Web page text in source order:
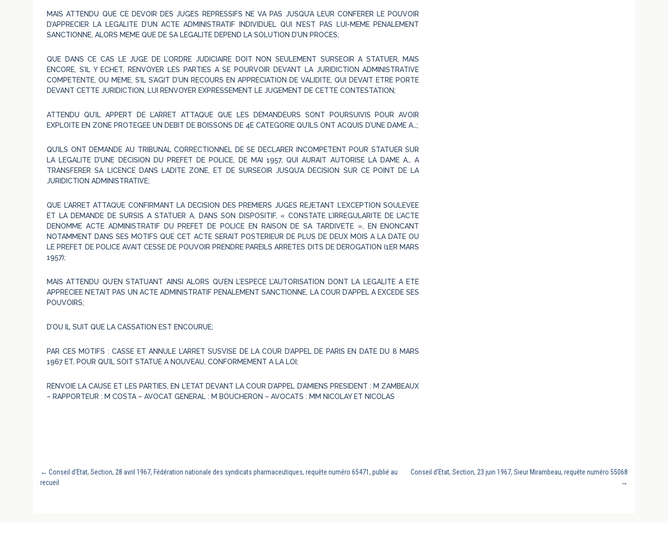
MAIS ATTENDU QUE CE DEVOIR DES JUGES REPRESSIFS NE VA PAS JUSQU’A LEUR CONFERER LE POUVOIR
D’APPRECIER LA LEGALITE D’UN ACTE ADMINISTRATIF INDIVIDUEL QUI N’EST PAS LUI-MEME PENALEMENT
SANCTIONNE, ALORS MEME QUE DE SA LEGALITE DEPEND LA SOLUTION D’UN PROCES;
QUE DANS CE CAS LE JUGE DE L’ORDRE JUDICIAIRE DOIT NON SEULEMENT SURSEOIR A STATUER, MAIS
ENCORE, S’IL Y ECHET, RENVOYER LES PARTIES A SE POURVOIR DEVANT LA JURIDICTION ADMINISTRATIVE
COMPETENTE, OU MEME, S’IL S’AGIT D’UN RECOURS EN APPRECIATION DE VALIDITE, QUI DEVAIT ETRE PORTE
DEVANT CETTE JURIDICTION, LUI RENVOYER EXPRESSEMENT LE JUGEMENT DE CETTE CONTESTATION;
ATTENDU QU’IL APPERT DE L’ARRET ATTAQUE QUE LES DEMANDEURS SONT POURSUIVIS POUR AVOIR
EXPLOITE EN ZONE PROTEGEE UN DEBIT DE BOISSONS DE 4E CATEGORIE QU’ILS ONT ACQUIS D’UNE DAME A…;
QU’ILS ONT DEMANDE AU TRIBUNAL CORRECTIONNEL DE SE DECLARER INCOMPETENT POUR STATUER SUR
LA LEGALITE D’UNE DECISION DU PREFET DE POLICE, DE MAI 1957, QUI AURAIT AUTORISE LA DAME A… A
TRANSFERER SA LICENCE DANS LADITE ZONE, ET DE SURSEOIR JUSQU’A DECISION SUR CE POINT DE LA
JURIDICTION ADMINISTRATIVE;
QUE L’ARRET ATTAQUE CONFIRMANT LA DECISION DES PREMIERS JUGES REJETANT L’EXCEPTION SOULEVEE
ET LA DEMANDE DE SURSIS A STATUER A, DANS SON DISPOSITIF, « CONSTATE L’IRREGULARITE DE L’ACTE
DENOMME ACTE ADMINISTRATIF DU PREFET DE POLICE EN RAISON DE SA TARDIVETE », EN ENONCANT
NOTAMMENT DANS SES MOTIFS QUE CET ACTE SERAIT POSTERIEUR DE PLUS DE DEUX MOIS A LA DATE OU
LE PREFET DE POLICE AVAIT CESSE DE POUVOIR PRENDRE PAREILS ARRETES DITS DE DEROGATION (1ER MARS
1957);
MAIS ATTENDU QU’EN STATUANT AINSI ALORS QU’EN L’ESPECE L’AUTORISATION DONT LA LEGALITE A ETE
APPRECIEE N’ETAIT PAS UN ACTE ADMINISTRATIF PENALEMENT SANCTIONNE, LA COUR D’APPEL A EXCEDE SES
POUVOIRS;
D’OU IL SUIT QUE LA CASSATION EST ENCOURUE;
PAR CES MOTIFS : CASSE ET ANNULE L’ARRET SUSVISE DE LA COUR D’APPEL DE PARIS EN DATE DU 8 MARS
1967 ET, POUR QU’IL SOIT STATUE A NOUVEAU, CONFORMEMENT A LA LOI;
RENVOIE LA CAUSE ET LES PARTIES, EN L’ETAT DEVANT LA COUR D’APPEL D’AMIENS PRESIDENT : M ZAMBEAUX
– RAPPORTEUR : M COSTA – AVOCAT GENERAL : M BOUCHERON – AVOCATS : MM NICOLAY ET NICOLAS
← Conseil d’Etat, Section, 28 avril 1967, Fédération nationale des syndicats pharmaceutiques, requête numéro 65471, publié au
recueil
Conseil d’Etat, Section, 23 juin 1967, Sieur Mirambeau, requête numéro 55068
→